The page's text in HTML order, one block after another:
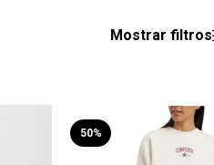
Mostrar filtros
50%